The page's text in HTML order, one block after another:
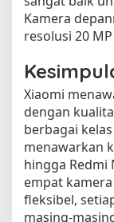
Kamera
resolusi 20
Xiaomi
dengan
berbagai
menawarkan
hingga Redmi
empat
fleksibel,
masing-